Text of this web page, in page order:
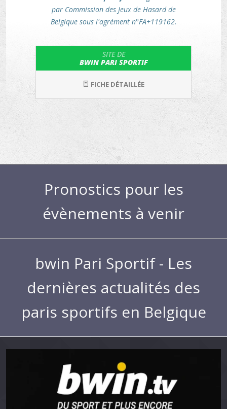
par Commission des Jeux de Hasard de
Belgique sous l'agrément n°FA+119162.
SITE DE
BWIN PARI SPORTIF
FICHE DÉTAILLÉE
Pronostics pour les
évènements à venir
bwin Pari Sportif - Les
dernières actualités des
paris sportifs en Belgique